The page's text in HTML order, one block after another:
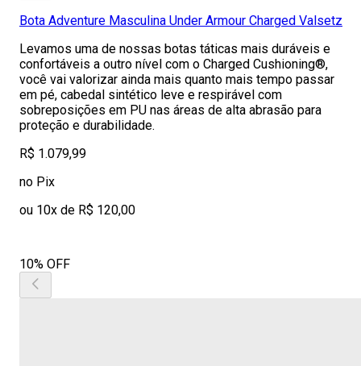
Bota Adventure Masculina Under Armour Charged Valsetz
Levamos uma de nossas botas táticas mais duráveis e
confortáveis a outro nível com o Charged Cushioning®,
você vai valorizar ainda mais quanto mais tempo passar
em pé, cabedal sintético leve e respirável com
sobreposições em PU nas áreas de alta abrasão para
proteção e durabilidade.
R$ 1.079,99
no Pix
ou 10x de R$ 120,00
10% OFF